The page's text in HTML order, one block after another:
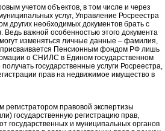
учетом объектов, в том числе и через
услуг, Управление Росреестра
других необходимых документов брать с
важной особенностью этого документа
изменяться личные данные – фамилия,
Пенсионным фондом РФ лишь
о СНИЛС в Едином государственном
государственные услуги Росреестра,
прав на недвижимое имущество в
правовой экспертизы
государственную регистрацию прав,
государственных и муниципальных органов